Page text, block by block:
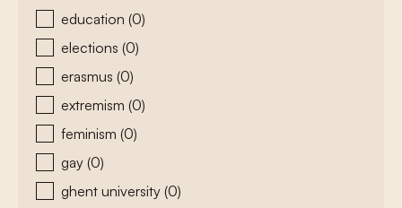
education (0)
elections (0)
erasmus (0)
extremism (0)
feminism (0)
gay (0)
ghent university (0)